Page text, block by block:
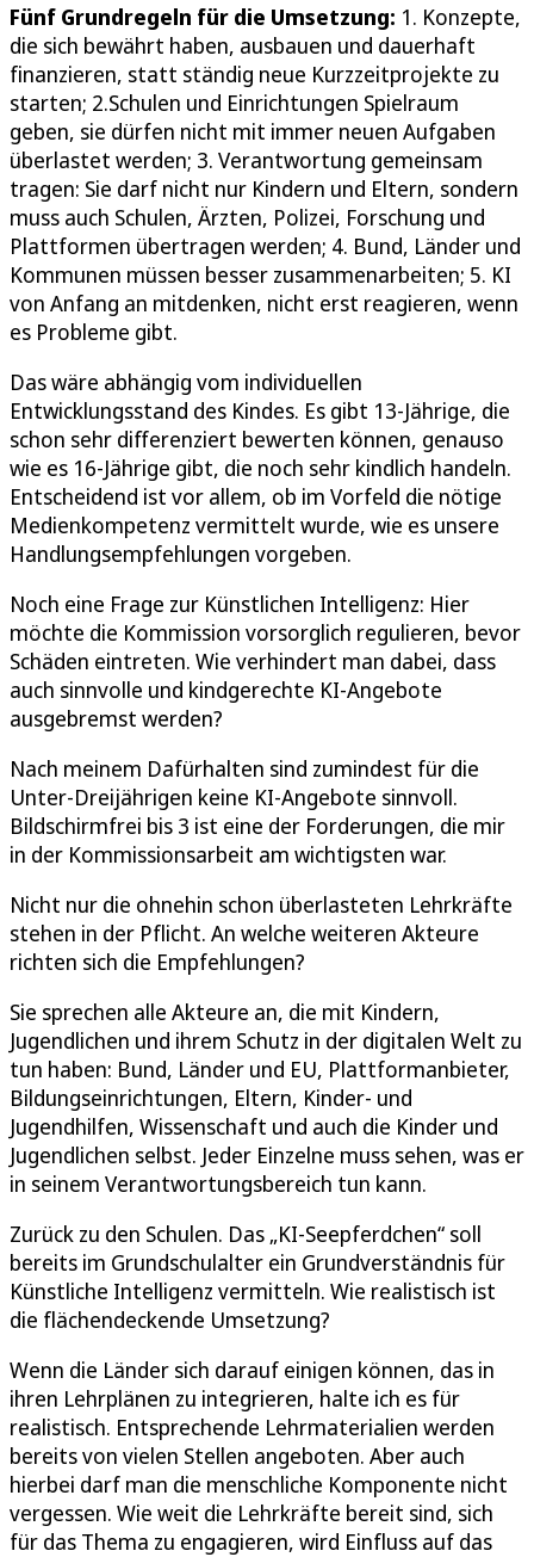
Fünf Grundregeln für die Umsetzung: 1. Konzepte,
die sich bewährt haben, ausbauen und dauerhaft
finanzieren, statt ständig neue Kurzzeitprojekte zu
starten; 2.Schulen und Einrichtungen Spielraum
geben, sie dürfen nicht mit immer neuen Aufgaben
überlastet werden; 3. Verantwortung gemeinsam
tragen: Sie darf nicht nur Kindern und Eltern, sondern
muss auch Schulen, Ärzten, Polizei, Forschung und
Plattformen übertragen werden; 4. Bund, Länder und
Kommunen müssen besser zusammenarbeiten; 5. KI
von Anfang an mitdenken, nicht erst reagieren, wenn
es Probleme gibt.
Das wäre abhängig vom individuellen
Entwicklungsstand des Kindes. Es gibt 13-Jährige, die
schon sehr differenziert bewerten können, genauso
wie es 16-Jährige gibt, die noch sehr kindlich handeln.
Entscheidend ist vor allem, ob im Vorfeld die nötige
Medienkompetenz vermittelt wurde, wie es unsere
Handlungsempfehlungen vorgeben.
Noch eine Frage zur Künstlichen Intelligenz: Hier
möchte die Kommission vorsorglich regulieren, bevor
Schäden eintreten. Wie verhindert man dabei, dass
auch sinnvolle und kindgerechte KI-Angebote
ausgebremst werden?
Nach meinem Dafürhalten sind zumindest für die
Unter-Dreijährigen keine KI-Angebote sinnvoll.
Bildschirmfrei bis 3 ist eine der Forderungen, die mir
in der Kommissionsarbeit am wichtigsten war.
Nicht nur die ohnehin schon überlasteten Lehrkräfte
stehen in der Pflicht. An welche weiteren Akteure
richten sich die Empfehlungen?
Sie sprechen alle Akteure an, die mit Kindern,
Jugendlichen und ihrem Schutz in der digitalen Welt zu
tun haben: Bund, Länder und EU, Plattformanbieter,
Bildungseinrichtungen, Eltern, Kinder- und
Jugendhilfen, Wissenschaft und auch die Kinder und
Jugendlichen selbst. Jeder Einzelne muss sehen, was er
in seinem Verantwortungsbereich tun kann.
Zurück zu den Schulen. Das „KI-Seepferdchen“ soll
bereits im Grundschulalter ein Grundverständnis für
Künstliche Intelligenz vermitteln. Wie realistisch ist
die flächendeckende Umsetzung?
Wenn die Länder sich darauf einigen können, das in
ihren Lehrplänen zu integrieren, halte ich es für
realistisch. Entsprechende Lehrmaterialien werden
bereits von vielen Stellen angeboten. Aber auch
hierbei darf man die menschliche Komponente nicht
vergessen. Wie weit die Lehrkräfte bereit sind, sich
für das Thema zu engagieren, wird Einfluss auf das